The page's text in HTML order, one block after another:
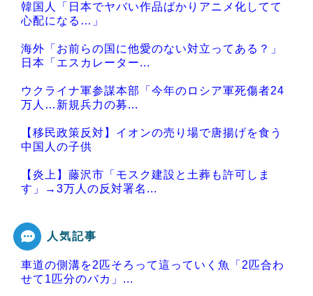
韓国人「日本でヤバい作品ばかりアニメ化してて
心配になる…」
海外「お前らの国に他愛のない対立ってある？」
日本「エスカレーター...
ウクライナ軍参謀本部「今年のロシア軍死傷者24
万人…新規兵力の募...
【移民政策反対】イオンの売り場で唐揚げを食う
中国人の子供
【炎上】藤沢市「モスク建設と土葬も許可しま
す」→3万人の反対署名...
Powered by livedoor 相互RSS
人気記事
車道の側溝を2匹そろって這っていく魚「2匹合わ
せて1匹分のバカ」...